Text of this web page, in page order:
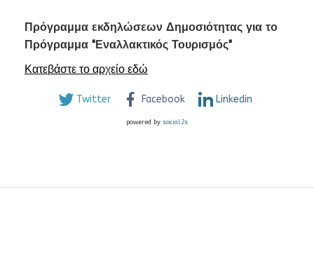
Πρόγραμμα εκδηλώσεων Δημοσιότητας για το
Πρόγραμμα "Εναλλακτικός Τουρισμός"
Κατεβάστε το αρχείο εδώ
Twitter Facebook Linkedin
powered by social2s